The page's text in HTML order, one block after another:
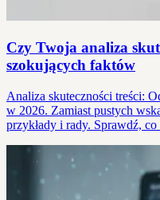
Czy Twoja analiza
szokujących faktów
Analiza skuteczności treści:
w 2026. Zamiast pustych
przykłady i rady. Sprawdź,